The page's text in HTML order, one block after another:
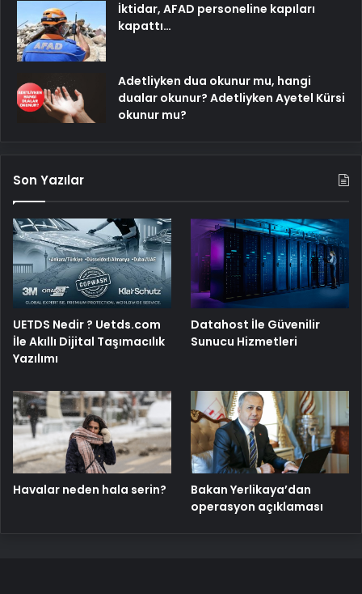
İktidar, AFAD personeline kapıları
kapattı…
Adetliyken dua okunur mu, hangi
dualar okunur? Adetliyken Ayetel Kürsi
okunur mu?
Son Yazılar
UETDS Nedir ? Uetds.com
İle Akıllı Dijital Taşımacılık
Yazılımı
Datahost İle Güvenilir
Sunucu Hizmetleri
Havalar neden hala serin?
Bakan Yerlikaya’dan
operasyon açıklaması